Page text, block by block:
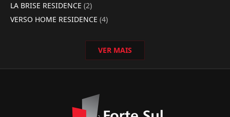
LA BRISE RESIDENCE (2)
VERSO HOME RESIDENCE (4)
VER MAIS